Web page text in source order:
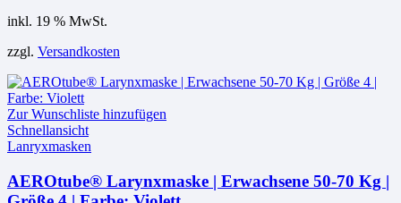
inkl. 19 % MwSt.
zzgl. Versandkosten
Zur Wunschliste hinzufügen
Schnellansicht
Lanryxmasken
AEROtube® Larynxmaske | Erwachsene 50-70 Kg |